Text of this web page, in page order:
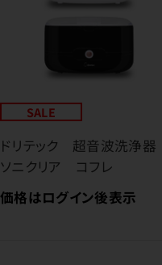
SALE
ドリテック 超音波洗浄器
ソニクリア コフレ
価格はログイン後表示